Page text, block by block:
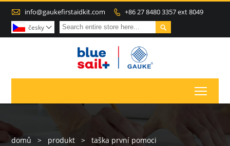
 info@gaukefirstaidkit.com  +86 27 8480 3357 ext 8049

česky 
domů > produkt > taška první pomoci